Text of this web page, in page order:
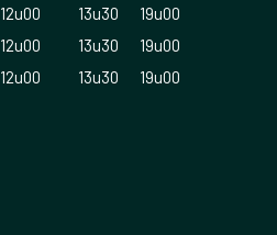
12u00 13u30
19u00
12u00 13u30
19u00
12u00 13u30
19u00